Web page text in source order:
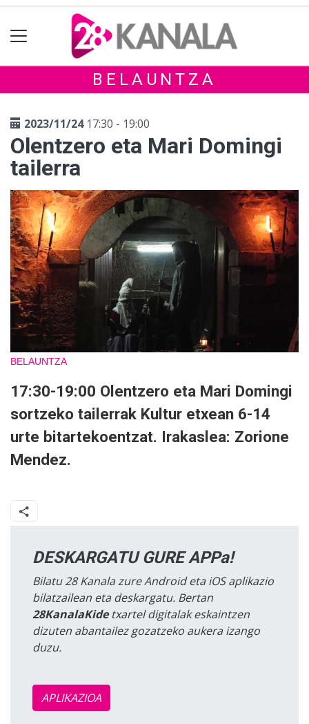
BELAUNTZA
2023/11/2417:30 - 19:00
Olentzero eta Mari Domingi
tailerra
BELAUNTZA
17:30-19:00 Olentzero eta Mari Domingi
sortzeko tailerrak Kultur etxean 6-14
urte bitartekoentzat. Irakaslea: Zorione
Mendez.
DESKARGATU GURE APPa!
Bilatu 28 Kanala zure Android eta iOS aplikazio
bilatzailean eta deskargatu. Bertan
28KanalaKidetxartel digitalak eskaintzen
dizuten abantailez gozatzeko aukera izango
duzu.
APLIKAZIOA